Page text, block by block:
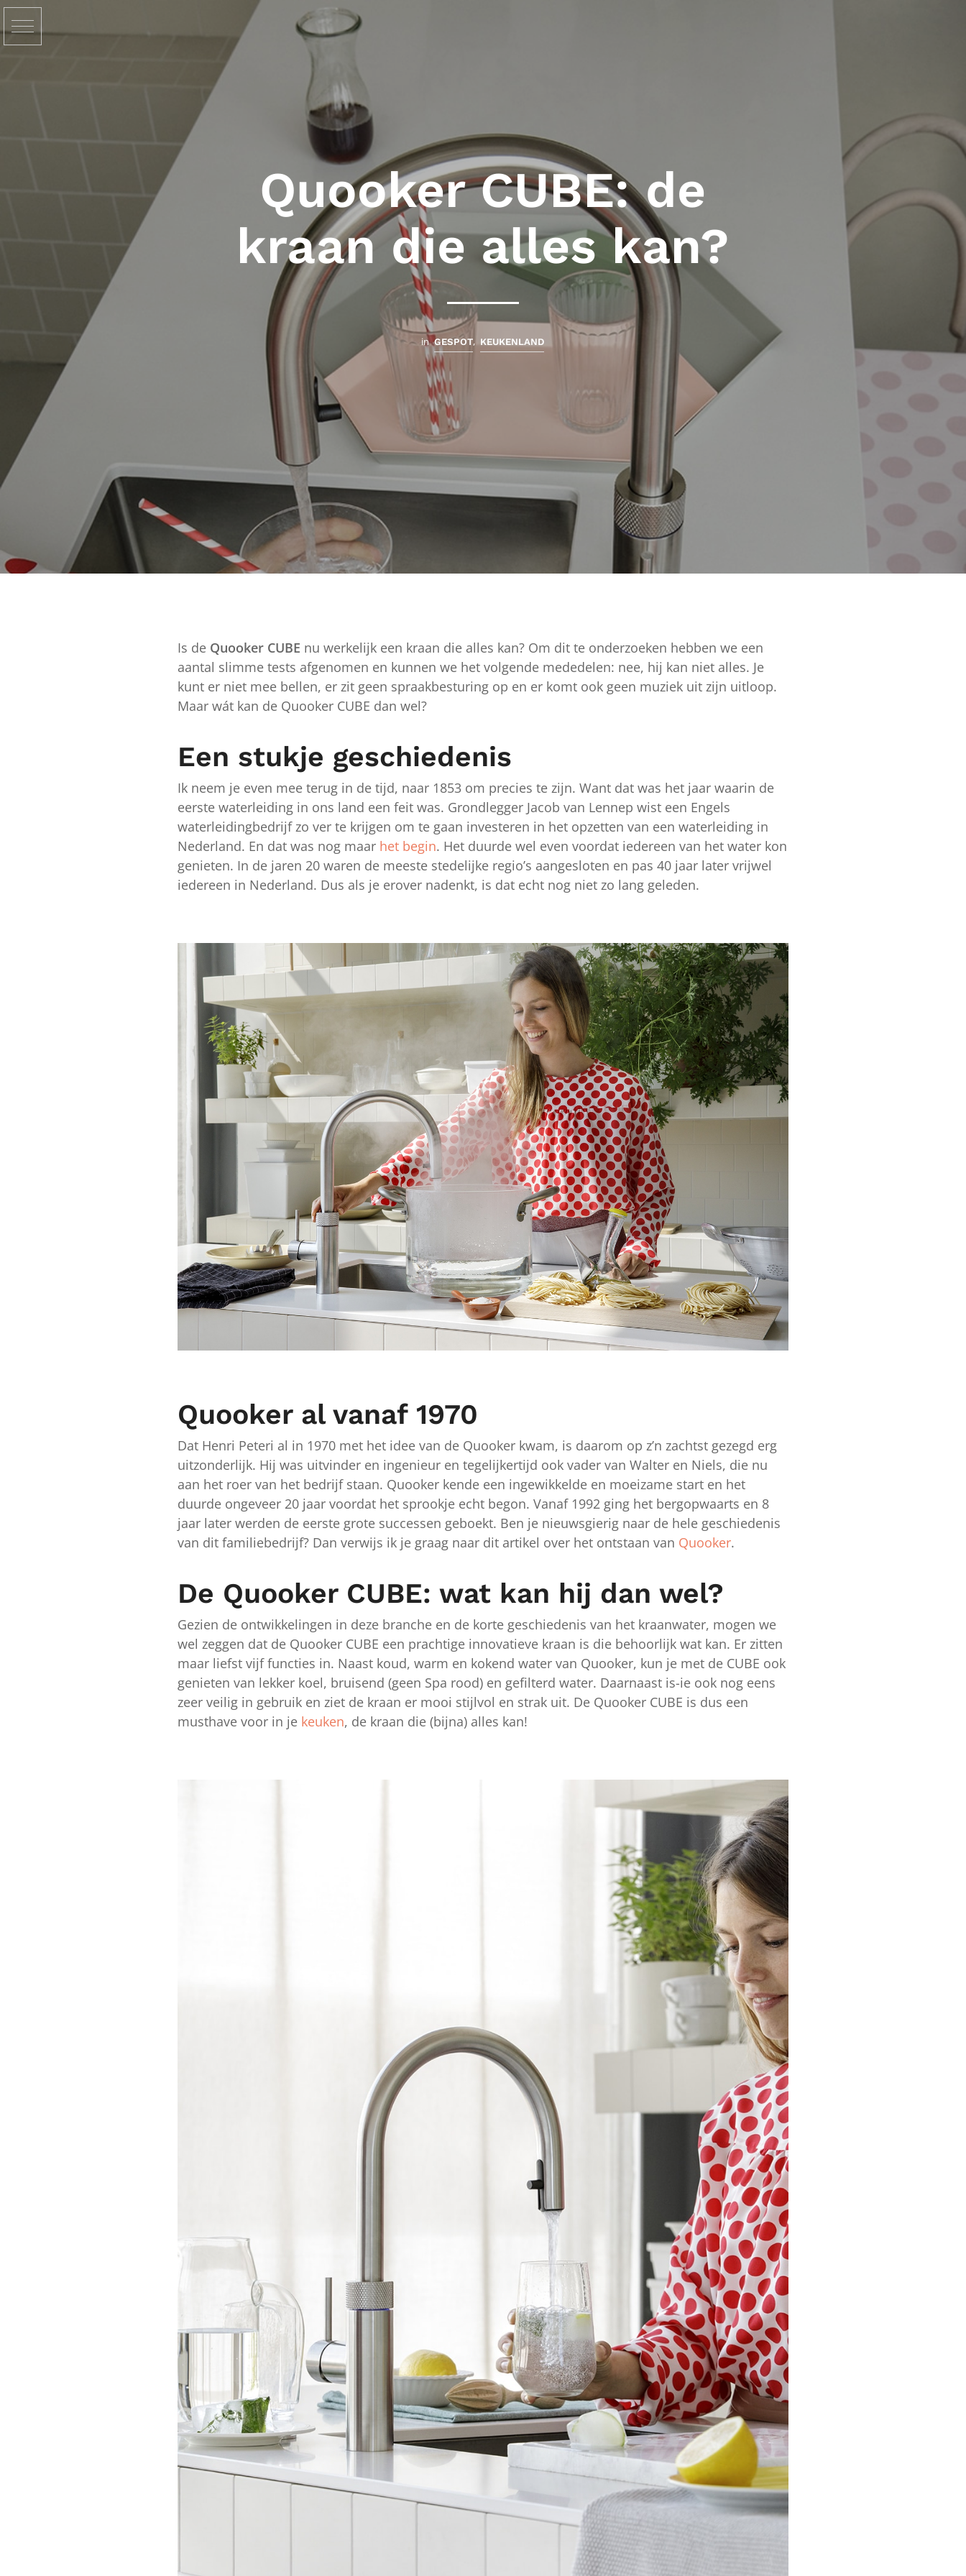
Quooker CUBE: de
kraan die alles kan?
in GESPOT, KEUKENLAND
Is de Quooker CUBE nu werkelijk een kraan die alles kan? Om dit te onderzoeken hebben we een
aantal slimme tests afgenomen en kunnen we het volgende mededelen: nee, hij kan niet alles. Je
kunt er niet mee bellen, er zit geen spraakbesturing op en er komt ook geen muziek uit zijn uitloop.
Maar wát kan de Quooker CUBE dan wel?
Een stukje geschiedenis
Ik neem je even mee terug in de tijd, naar 1853 om precies te zijn. Want dat was het jaar waarin de
eerste waterleiding in ons land een feit was. Grondlegger Jacob van Lennep wist een Engels
waterleidingbedrijf zo ver te krijgen om te gaan investeren in het opzetten van een waterleiding in
Nederland. En dat was nog maar het begin. Het duurde wel even voordat iedereen van het water kon
genieten. In de jaren 20 waren de meeste stedelijke regio’s aangesloten en pas 40 jaar later vrijwel
iedereen in Nederland. Dus als je erover nadenkt, is dat echt nog niet zo lang geleden.
Quooker al vanaf 1970
Dat Henri Peteri al in 1970 met het idee van de Quooker kwam, is daarom op z’n zachtst gezegd erg
uitzonderlijk. Hij was uitvinder en ingenieur en tegelijkertijd ook vader van Walter en Niels, die nu
aan het roer van het bedrijf staan. Quooker kende een ingewikkelde en moeizame start en het
duurde ongeveer 20 jaar voordat het sprookje echt begon. Vanaf 1992 ging het bergopwaarts en 8
jaar later werden de eerste grote successen geboekt. Ben je nieuwsgierig naar de hele geschiedenis
van dit familiebedrijf? Dan verwijs ik je graag naar dit artikel over het ontstaan van Quooker.
De Quooker CUBE: wat kan hij dan wel?
Gezien de ontwikkelingen in deze branche en de korte geschiedenis van het kraanwater, mogen we
wel zeggen dat de Quooker CUBE een prachtige innovatieve kraan is die behoorlijk wat kan. Er zitten
maar liefst vijf functies in. Naast koud, warm en kokend water van Quooker, kun je met de CUBE ook
genieten van lekker koel, bruisend (geen Spa rood) en gefilterd water. Daarnaast is-ie ook nog eens
zeer veilig in gebruik en ziet de kraan er mooi stijlvol en strak uit. De Quooker CUBE is dus een
musthave voor in je keuken, de kraan die (bijna) alles kan!